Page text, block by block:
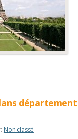
Non classé